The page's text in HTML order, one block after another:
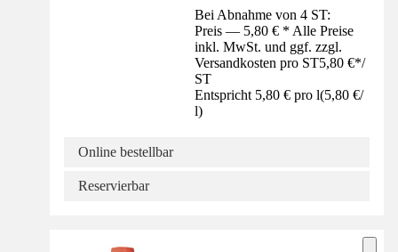
Bei Abnahme von 4 ST:
Preis — 5,80 € * Alle Preise
inkl. MwSt. und ggf. zzgl.
Versandkosten pro ST5,80 €*/
ST
Entspricht 5,80 € pro l(5,80 €/
l)
Online bestellbar
Reservierbar